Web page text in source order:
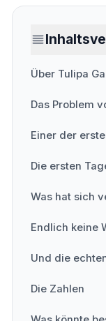
Über Tulipa
Das Problem
Einer der
Die ersten
Was hat sich
Endlich keine
Und die
Die Zahlen